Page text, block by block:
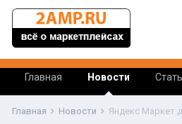
Главная Новости
Главная Новости